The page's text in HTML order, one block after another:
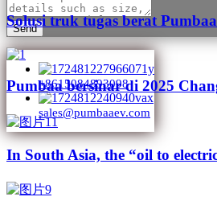
Send
+8615084893098
sales@pumbaaev.com
Solusi truk tugas berat
Pumbaa bersinar di 2025
In South Asia, the “oil to